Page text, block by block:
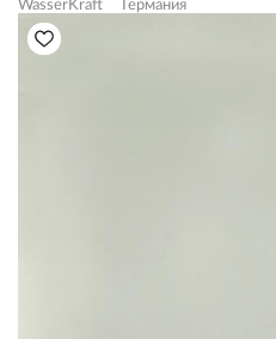
WasserKraft Германия